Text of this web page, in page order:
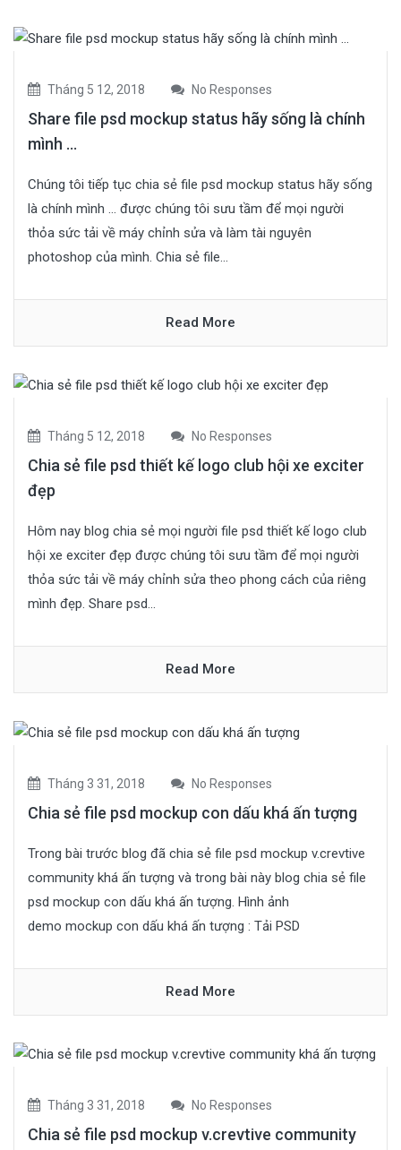
Tháng 5 12, 2018 No Responses
Share file psd mockup status hãy sống là chính
mình …
Chúng tôi tiếp tục chia sẻ file psd mockup status hãy sống
là chính mình … được chúng tôi sưu tầm để mọi người
thỏa sức tải về máy chỉnh sửa và làm tài nguyên
photoshop của mình. Chia sẻ file...
Read More
Tháng 5 12, 2018 No Responses
Chia sẻ file psd thiết kế logo club hội xe exciter
đẹp
Hôm nay blog chia sẻ mọi người file psd thiết kế logo club
hội xe exciter đẹp được chúng tôi sưu tầm để mọi người
thỏa sức tải về máy chỉnh sửa theo phong cách của riêng
mình đẹp. Share psd...
Read More
Tháng 3 31, 2018 No Responses
Chia sẻ file psd mockup con dấu khá ấn tượng
Trong bài trước blog đã chia sẻ file psd mockup v.crevtive
community khá ấn tượng và trong bài này blog chia sẻ file
psd mockup con dấu khá ấn tượng. Hình ảnh
demo mockup con dấu khá ấn tượng : Tải PSD
Read More
Tháng 3 31, 2018 No Responses
Chia sẻ file psd mockup v.crevtive community